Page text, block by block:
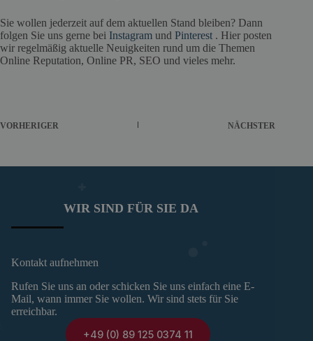
Sie wollen jederzeit auf dem aktuellen Stand bleiben? Dann
folgen Sie uns gerne bei Instagram und Pinterest . Hier posten
wir regelmäßig aktuelle Neuigkeiten rund um die Themen
Online Reputation, Online PR, SEO und vieles mehr.
VORHERIGER NÄCHSTER
WIR SIND FÜR SIE DA
Kontakt aufnehmen
Rufen Sie uns an oder schicken Sie uns einfach eine E-
Mail, wann immer Sie wollen. Wir sind stets für Sie
erreichbar.
+49 (0) 89 125 0374 11